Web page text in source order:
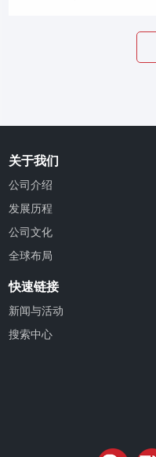
关于我们
公司介绍
发展历程
公司文化
全球布局
快速链接
新闻与活动
搜索中心